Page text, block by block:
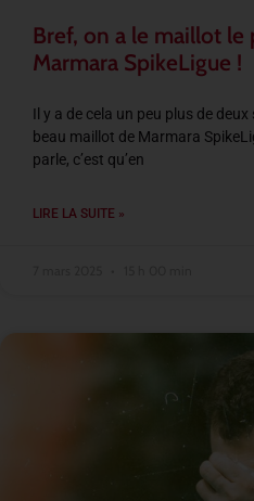
Bref, on a le maillot le
Marmara SpikeLigue !
Il y a de cela un peu plus de
beau maillot de Marmara
parle, c’est qu’en
LIRE LA SUITE »